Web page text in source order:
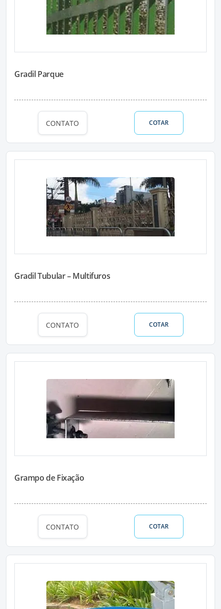
Gradil Parque
CONTATO COTAR
Gradil Tubular – Multifuros
CONTATO COTAR
Grampo de Fixação
CONTATO COTAR